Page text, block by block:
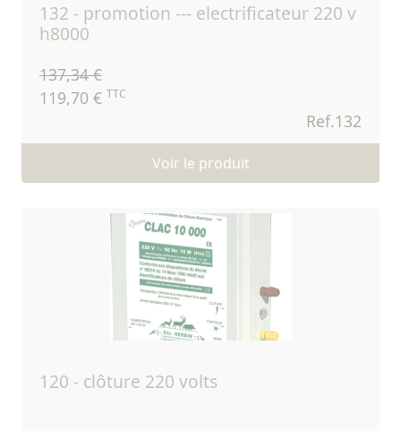
132 - promotion --- electrificateur 220 v
h8000
137,34 €
119,70 € TTC
Ref.132
Voir le produit
120 - clôture 220 volts